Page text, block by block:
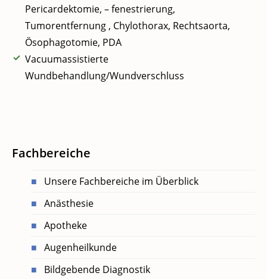
Pericardektomie, – fenestrierung,
Tumorentfernung , Chylothorax, Rechtsaorta,
Ösophagotomie, PDA
Vacuumassistierte
Wundbehandlung/Wundverschluss
Fachbereiche
Unsere Fachbereiche im Überblick
Anästhesie
Apotheke
Augenheilkunde
Bildgebende Diagnostik